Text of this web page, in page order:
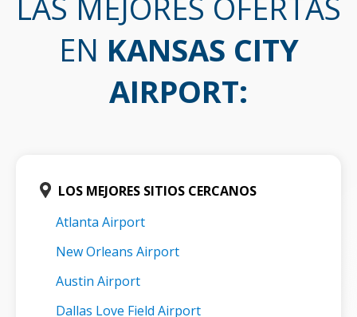
EN KANSAS CITY
AIRPORT:
LOS MEJORES SITIOS CERCANOS
Atlanta Airport
New Orleans Airport
Austin Airport
Dallas Love Field Airport